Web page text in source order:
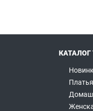
Платья